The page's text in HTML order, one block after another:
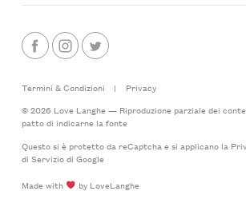
Termini & Condizioni |
Privacy
© 2026 Love Langhe — Riproduzione parziale dei
patto di indicarne la fonte
Questo si è protetto da reCaptcha e si applicano la
di Serviziodi Google
Made with
by LoveLanghe